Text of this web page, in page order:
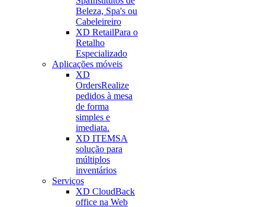
Beleza, Spa's ou
Cabeleireiro
XD RetailPara o
Retalho
Especializado
Aplicações móveis
XD
OrdersRealize
pedidos à mesa
de forma
simples e
imediata.
XD ITEMSA
solução para
múltiplos
inventários
Serviços
XD CloudBack
office na Web